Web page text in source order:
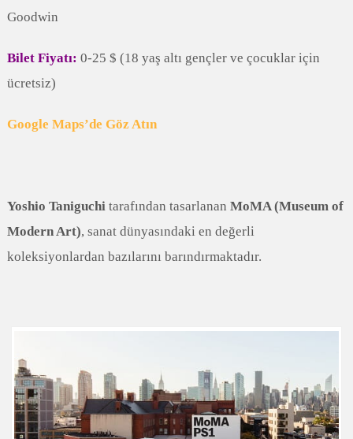
Goodwin
Bilet Fiyatı: 0-25 $ (18 yaş altı gençler ve çocuklar için
ücretsiz)
Google Maps’de Göz Atın
Yoshio Taniguchi tarafından tasarlanan MoMA (Museum of
Modern Art), sanat dünyasındaki en değerli
koleksiyonlardan bazılarını barındırmaktadır.